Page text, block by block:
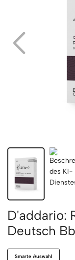
D'addario:
Deutsch
Smarte Auswahl